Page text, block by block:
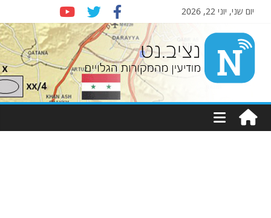
יום שני, יוני 22, 2026
Nziv.net
מודיעין
מהמקורות